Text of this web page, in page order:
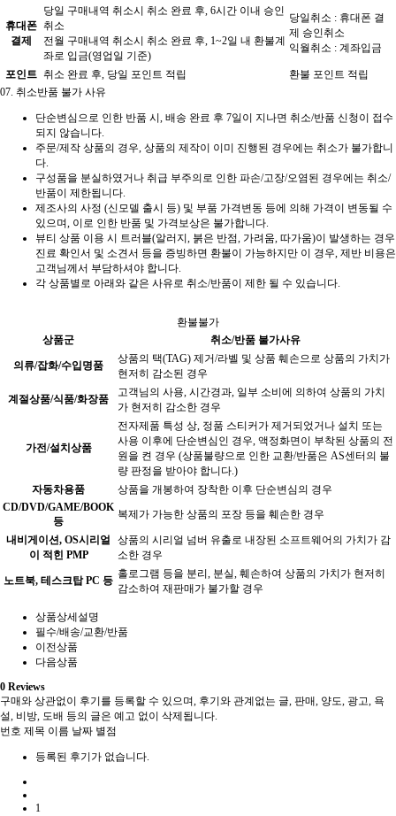
휴대폰
결제
당일 구매내역 취소시 취소 완료 후, 6시간 이내 승인
취소
전월 구매내역 취소시 취소 완료 후, 1~2일 내 환불계
좌로 입금(영업일 기준)
당일취소 : 휴대폰 결
제 승인취소
익월취소 : 계좌입금
포인트 취소 완료 후, 당일 포인트 적립
환불 포인트 적립
07. 취소반품 불가 사유
단순변심으로 인한 반품 시, 배송 완료 후 7일이 지나면 취소/반품 신청이 접수
되지 않습니다.
주문/제작 상품의 경우, 상품의 제작이 이미 진행된 경우에는 취소가 불가합니
다.
구성품을 분실하였거나 취급 부주의로 인한 파손/고장/오염된 경우에는 취소/
반품이 제한됩니다.
제조사의 사정 (신모델 출시 등) 및 부품 가격변동 등에 의해 가격이 변동될 수
있으며, 이로 인한 반품 및 가격보상은 불가합니다.
뷰티 상품 이용 시 트러블(알러지, 붉은 반점, 가려움, 따가움)이 발생하는 경우
진료 확인서 및 소견서 등을 증빙하면 환불이 가능하지만 이 경우, 제반 비용은
고객님께서 부담하셔야 합니다.
각 상품별로 아래와 같은 사유로 취소/반품이 제한 될 수 있습니다.
환불불가
상품군
취소/반품 불가사유
의류/잡화/수입명품
상품의 택(TAG) 제거/라벨 및 상품 훼손으로 상품의 가치가
현저히 감소된 경우
계절상품/식품/화장품
고객님의 사용, 시간경과, 일부 소비에 의하여 상품의 가치
가 현저히 감소한 경우
가전/설치상품
전자제품 특성 상, 정품 스티커가 제거되었거나 설치 또는
사용 이후에 단순변심인 경우, 액정화면이 부착된 상품의 전
원을 켠 경우 (상품불량으로 인한 교환/반품은 AS센터의 불
량 판정을 받아야 합니다.)
자동차용품
상품을 개봉하여 장착한 이후 단순변심의 경우
CD/DVD/GAME/BOOK
등
복제가 가능한 상품의 포장 등을 훼손한 경우
내비게이션, OS시리얼
이 적힌 PMP
상품의 시리얼 넘버 유출로 내장된 소프트웨어의 가치가 감
소한 경우
노트북, 테스크탑 PC 등
홀로그램 등을 분리, 분실, 훼손하여 상품의 가치가 현저히
감소하여 재판매가 불가할 경우
상품상세설명
필수/배송/교환/반품
이전상품
다음상품
0 Reviews
구매와 상관없이 후기를 등록할 수 있으며, 후기와 관계없는 글, 판매, 양도, 광고, 욕
설, 비방, 도배 등의 글은 예고 없이 삭제됩니다.
번호 제목 이름 날짜 별점
등록된 후기가 없습니다.
1